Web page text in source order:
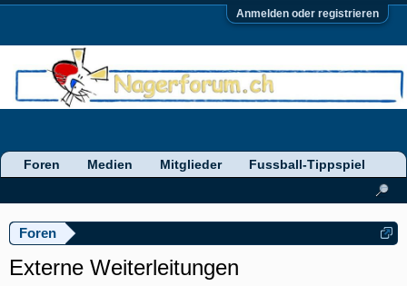
Anmelden oder registrieren
Foren
Externe Weiterleitungen
Foren Medien Mitglieder Fussball-Tippspiel